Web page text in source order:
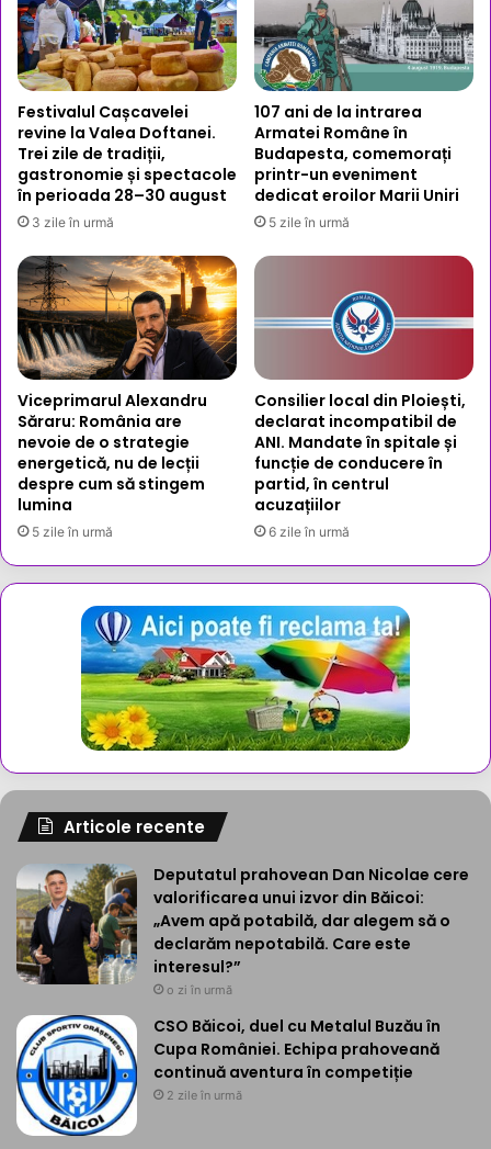
Festivalul Cașcavelei
revine la Valea Doftanei.
Trei zile de tradiții,
gastronomie și spectacole
în perioada 28–30 august
3 zile în urmă
107 ani de la intrarea
Armatei Române în
Budapesta, comemorați
printr-un eveniment
dedicat eroilor Marii Uniri
5 zile în urmă
Viceprimarul Alexandru
Săraru: România are
nevoie de o strategie
energetică, nu de lecții
despre cum să stingem
lumina
5 zile în urmă
Consilier local din Ploiești,
declarat incompatibil de
ANI. Mandate în spitale și
funcție de conducere în
partid, în centrul
acuzațiilor
6 zile în urmă
Articole recente
Deputatul prahovean Dan Nicolae cere
valorificarea unui izvor din Băicoi:
„Avem apă potabilă, dar alegem să o
declarăm nepotabilă. Care este
interesul?”
o zi în urmă
CSO Băicoi, duel cu Metalul Buzău în
Cupa României. Echipa prahoveană
continuă aventura în competiție
2 zile în urmă